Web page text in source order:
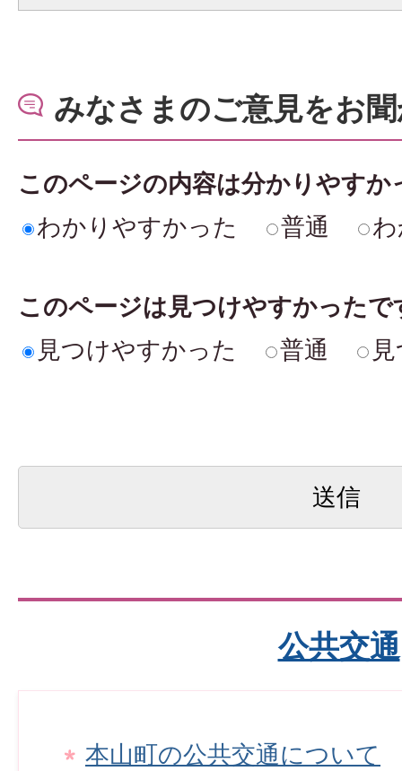
みなさまのご意見をお
このページの内容は分かりやすか
わかりやすかった
普通
このページは見つけやすかったで
見つけやすかった
普通
公共交通
本山町の公共交通について